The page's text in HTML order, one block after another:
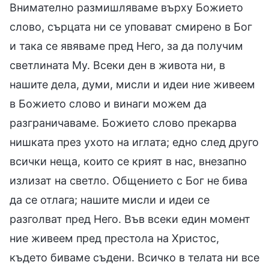
Внимателно размишляваме върху Божието
слово, сърцата ни се уповават смирено в Бог
и така се явяваме пред Него, за да получим
светлината Му. Всеки ден в живота ни, в
нашите дела, думи, мисли и идеи ние живеем
в Божието слово и винаги можем да
разграничаваме. Божието слово прекарва
нишката през ухото на иглата; едно след друго
всички неща, които се крият в нас, внезапно
излизат на светло. Общението с Бог не бива
да се отлага; нашите мисли и идеи се
разголват пред Него. Във всеки един момент
ние живеем пред престола на Христос,
където биваме съдени. Всичко в телата ни все